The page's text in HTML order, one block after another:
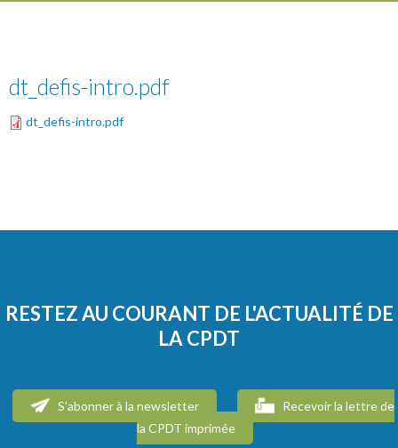
dt_defis-intro.pdf
dt_defis-intro.pdf
RESTEZ AU COURANT DE L'ACTUALITÉ DE
LA CPDT
S'abonner à la newsletter
Recevoir la lettre de
la CPDT imprimée